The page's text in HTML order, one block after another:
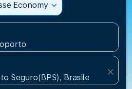
Economy expand_more
Seguro(BPS), Brasile
close